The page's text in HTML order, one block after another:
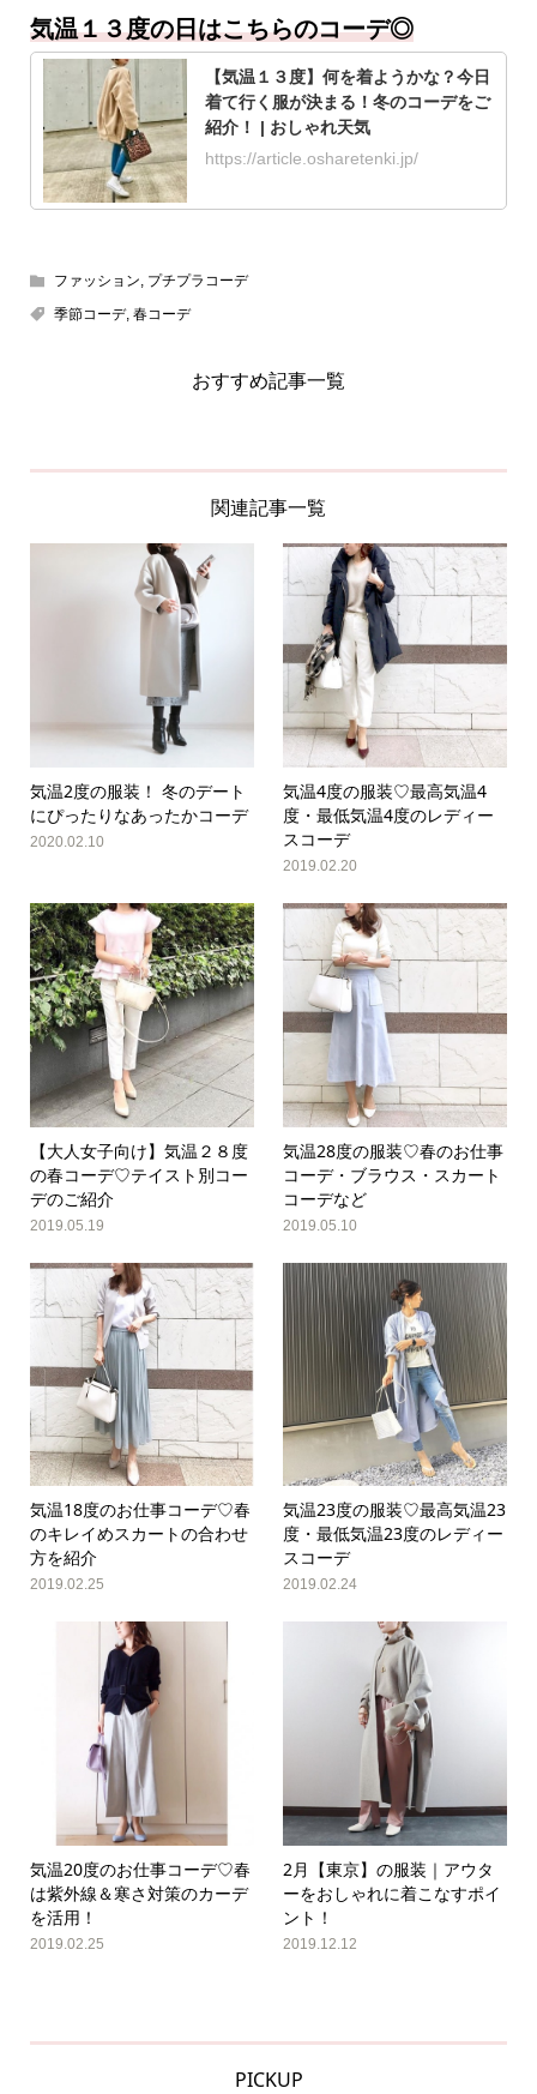
気温１３度の日はこちらのコーデ◎
【気温１３度】何を着ようかな？今日
着て行く服が決まる！冬のコーデをご
紹介！ | おしゃれ天気
https://article.osharetenki.jp/
ファッション, プチプラコーデ
季節コーデ, 春コーデ
おすすめ記事一覧
関連記事一覧
気温2度の服装！ 冬のデート
にぴったりなあったかコーデ
2020.02.10
気温4度の服装♡最高気温4
度・最低気温4度のレディー
スコーデ
2019.02.20
【大人女子向け】気温２８度
の春コーデ♡テイスト別コー
デのご紹介
2019.05.19
気温28度の服装♡春のお仕事
コーデ・ブラウス・スカート
コーデなど
2019.05.10
気温18度のお仕事コーデ♡春
のキレイめスカートの合わせ
方を紹介
2019.02.25
気温23度の服装♡最高気温23
度・最低気温23度のレディー
スコーデ
2019.02.24
気温20度のお仕事コーデ♡春
は紫外線＆寒さ対策のカーデ
を活用！
2019.02.25
2月【東京】の服装｜アウタ
ーをおしゃれに着こなすポイ
ント！
2019.12.12
PICKUP